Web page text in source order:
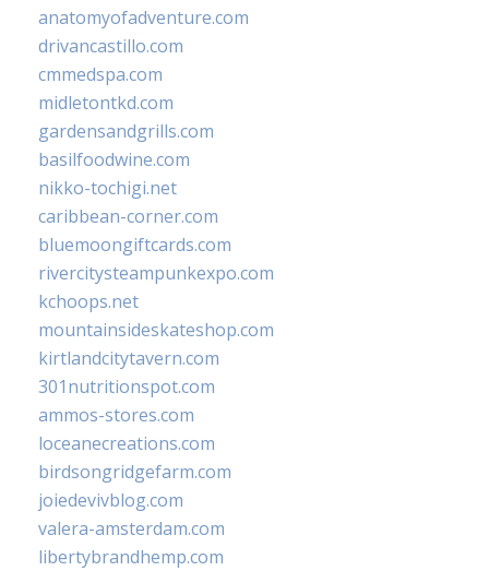
anatomyofadventure.com
drivancastillo.com
cmmedspa.com
midletontkd.com
gardensandgrills.com
basilfoodwine.com
nikko-tochigi.net
caribbean-corner.com
bluemoongiftcards.com
rivercitysteampunkexpo.com
kchoops.net
mountainsideskateshop.com
kirtlandcitytavern.com
301nutritionspot.com
ammos-stores.com
loceanecreations.com
birdsongridgefarm.com
joiedevivblog.com
valera-amsterdam.com
libertybrandhemp.com